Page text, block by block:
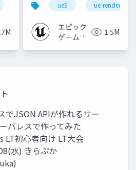
ue-beginner ue5 ue-rendering
エピック
ゲームズ
1.5M
でJSON APIが作れるサー
バレスで作ってみた
LT初心者向け LT大会
水) きらぷか